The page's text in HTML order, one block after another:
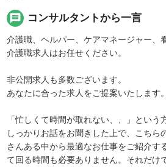
message コンサルタントから一言
介護職、ヘルパー、ケアマネージャー、
介護職求人はお任せください。
非公開求人も多数ございます。
あなたに合った求人をご提案いたします。
「忙しくて時間が取れない、、」という
しっかりお話をお聞きした上で、こちら
さんある中から最適なお仕事をご紹介す
て回る時間も必要ありません。それだけ